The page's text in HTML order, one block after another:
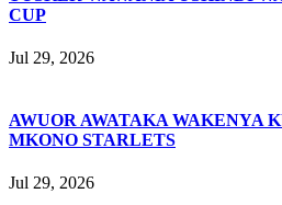
CUP
Jul 29, 2026
AWUOR AWATAKA WAKENYA
MKONO STARLETS
Jul 29, 2026